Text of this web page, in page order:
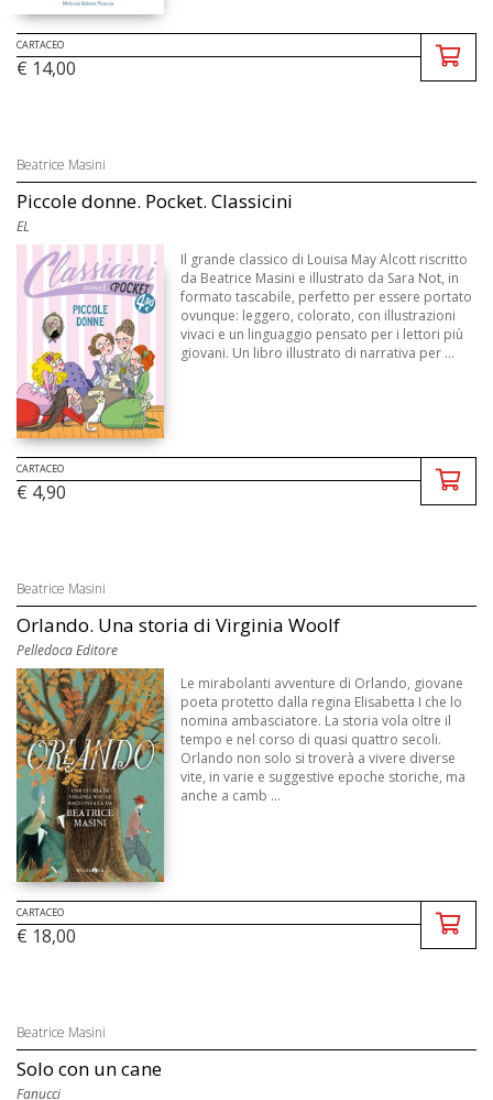
CARTACEO
€ 14,00
Beatrice Masini
Piccole donne. Pocket. Classicini
EL
Il grande classico di Louisa May Alcott riscritto
da Beatrice Masini e illustrato da Sara Not, in
formato tascabile, perfetto per essere portato
ovunque: leggero, colorato, con illustrazioni
vivaci e un linguaggio pensato per i lettori più
giovani. Un libro illustrato di narrativa per ...
CARTACEO
€ 4,90
Beatrice Masini
Orlando. Una storia di Virginia Woolf
Pelledoca Editore
Le mirabolanti avventure di Orlando, giovane
poeta protetto dalla regina Elisabetta I che lo
nomina ambasciatore. La storia vola oltre il
tempo e nel corso di quasi quattro secoli.
Orlando non solo si troverà a vivere diverse
vite, in varie e suggestive epoche storiche, ma
anche a camb ...
CARTACEO
€ 18,00
Beatrice Masini
Solo con un cane
Fanucci